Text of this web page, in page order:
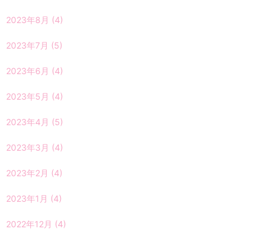
2023年8月 (4)
2023年7月 (5)
2023年6月 (4)
2023年5月 (4)
2023年4月 (5)
2023年3月 (4)
2023年2月 (4)
2023年1月 (4)
2022年12月 (4)